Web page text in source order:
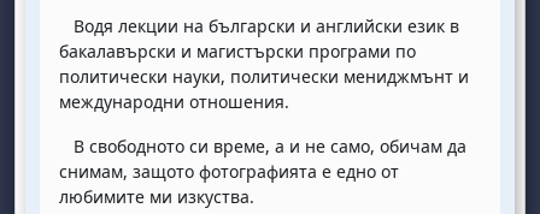
Водя лекции на български и английски език в
бакалавърски и магистърски програми по
политически науки, политически мениджмънт и
международни отношения.
В свободното си време, а и не само, обичам да
снимам, защото фотографията е едно от
любимите ми изкуства.